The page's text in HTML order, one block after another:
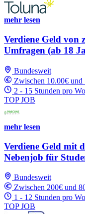
mehr lesen
Verdiene Geld von
Umfragen (ab 18
Bundesweit
Zwischen 10.00€ und
2 - 15 Stunden pro
TOP JOB
mehr lesen
Verdiene Geld mit
Nebenjob für
Bundesweit
Zwischen 200€ und
1 - 12 Stunden pro
TOP JOB